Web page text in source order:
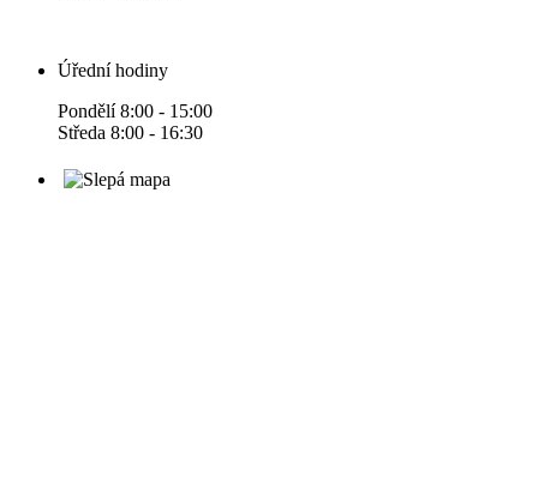
Úřední hodiny
Pondělí 8:00 - 15:00
Středa 8:00 - 16:30